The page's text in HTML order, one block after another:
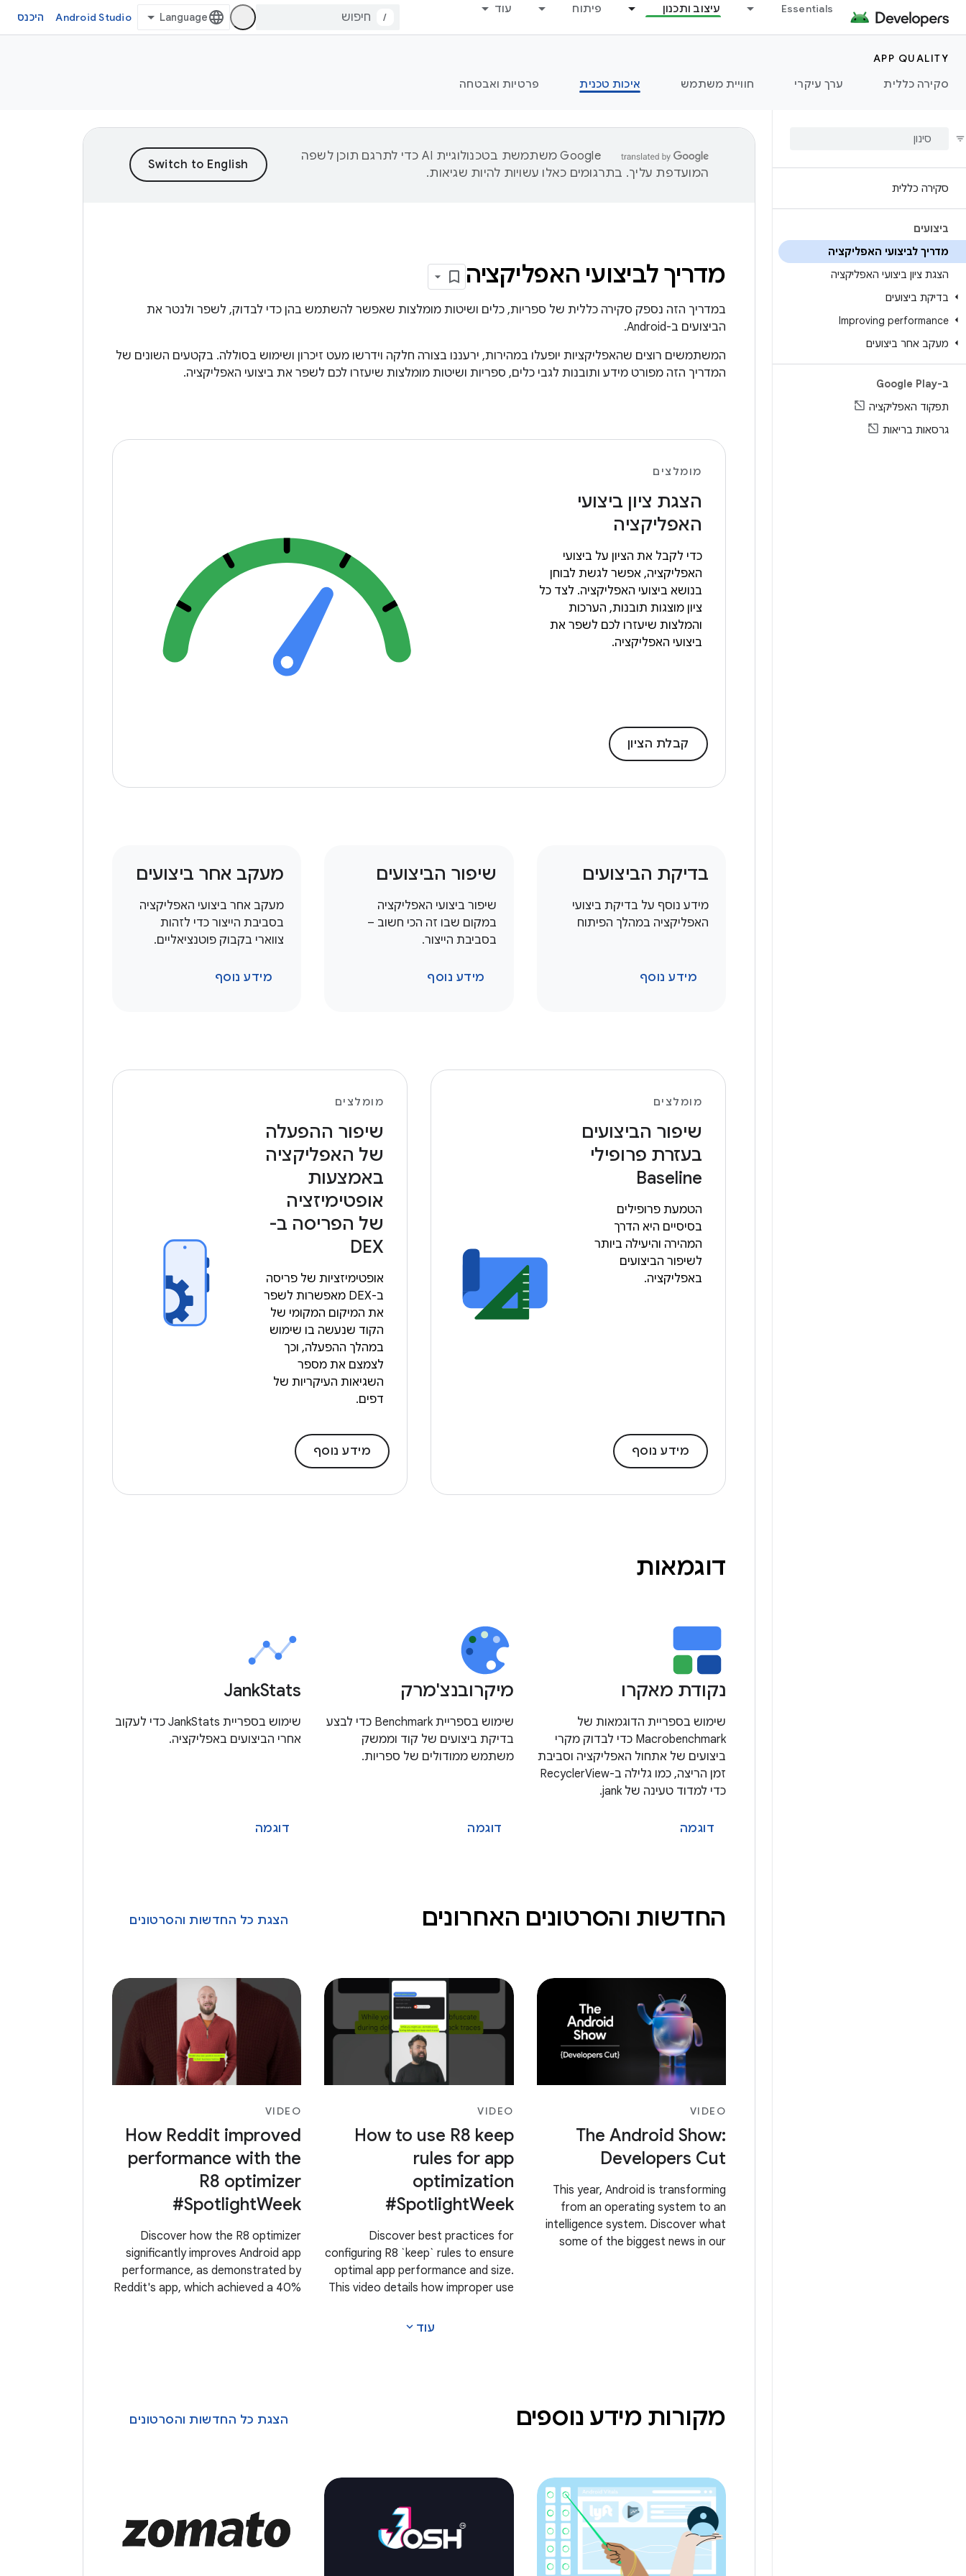
Essentials עיצוב ותכנון פיתוח עוד
/
Android Studio היכנס
APP QUALITY
סקירה כללית
ערך עיקרי חוויית משתמש איכות טכנית פרטיות ואבטחה
סקירה כללית
ביצועים
מדריך לביצועי האפליקציה
הצגת ציון ביצועי האפליקציה
בדיקת ביצועים
Improving performance
מעקב אחר ביצועים
ב-Google Play
תפקוד האפליקציה
גרסאות בריאות
‫Google משתמשת בטכנולוגיית AI כדי לתרגם תוכן לשפה
המועדפת עליך. בתרגומים כאלו עשויות להיות שגיאות.
מדריך לביצועי האפליקציה
במדריך הזה נספק סקירה כללית של ספריות, כלים ושיטות מומלצות שאפשר להשתמש בהן כדי לבדוק, לשפר ולנטר את
הביצועים ב-Android.
המשתמשים רוצים שהאפליקציות יופעלו במהירות, ירעננו בצורה חלקה וידרשו מעט זיכרון ושימוש בסוללה. בקטעים השונים של
המדריך הזה מפורט מידע ותובנות לגבי כלים, ספריות ושיטות מומלצות שיעזרו לכם לשפר את ביצועי האפליקציה.
מומלצים
הצגת ציון ביצועי
האפליקציה
כדי לקבל את הציון על ביצועי
האפליקציה, אפשר לגשת לבוחן
בנושא ביצועי האפליקציה. לצד כל
ציון מוצגות תובנות, הערכות
והמלצות שיעזרו לכם לשפר את
ביצועי האפליקציה.
קבלת הציון
בדיקת הביצועים
מידע נוסף על בדיקת ביצועי
האפליקציה במהלך הפיתוח
מידע נוסף
שיפור הביצועים
שיפור ביצועי האפליקציה
במקום שבו זה הכי חשוב –
בסביבת הייצור.
מידע נוסף
מעקב אחר ביצועים
מעקב אחר ביצועי האפליקציה
בסביבת הייצור כדי לזהות
צווארי בקבוק פוטנציאליים.
מידע נוסף
מומלצים
שיפור הביצועים
בעזרת פרופילי
Baseline
הטמעת פרופילים
בסיסיים היא הדרך
המהירה והיעילה ביותר
לשיפור הביצועים
באפליקציה.
מידע נוסף
מומלצים
שיפור ההפעלה
של האפליקציה
באמצעות
אופטימיזציה
של הפריסה ב-
DEX
אופטימיזציות של פריסה
ב-DEX מאפשרות לשפר
את המיקום המקומי של
הקוד שנעשה בו שימוש
במהלך ההפעלה, וכך
לצמצם את מספר
השגיאות העיקריות של
דפים.
מידע נוסף
דוגמאות
נקודת מאקרו
שימוש בספריית הדוגמאות של
Macrobenchmark כדי לבדוק מקרי
ביצועים של אתחול האפליקציה וסביבת
זמן הריצה, כמו גלילה ב-RecyclerView
כדי למדוד טעינה של jank.
דוגמה
מיקרובנצ'מרק
שימוש בספריית Benchmark כדי לבצע
בדיקת ביצועים של קוד וממשק
משתמש ממודולים של ספריות.
דוגמה
JankStats
שימוש בספריית JankStats כדי לעקוב
אחרי הביצועים באפליקציה.
דוגמה
החדשות והסרטונים האחרונים הצגת כל החדשות והסרטונים
VIDEO
The Android Show:
Developers Cut
This year, Android is transforming
from an operating system to an
intelligence system. Discover what
some of the biggest news in our
VIDEO
How to use R8 keep
rules for app
optimization
#SpotlightWeek
Discover best practices for
configuring R8 `keep` rules to ensure
optimal app performance and size.
This video details how improper use
slower applications, and why
VIDEO
How Reddit improved
performance with the
R8 optimizer
#SpotlightWeek
Discover how the R8 optimizer
significantly improves Android app
performance, as demonstrated by
Reddit's app, which achieved a 40%
עוד expand_more
מקורות מידע נוספים הצגת כל החדשות והסרטונים